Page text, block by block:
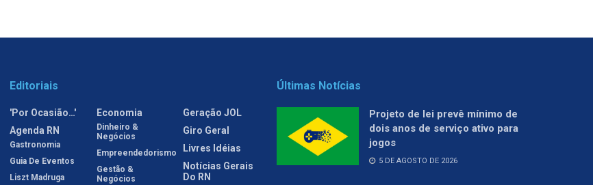
Editoriais
'Por Ocasião…'
Agenda RN
Gastronomia
Guia De Eventos
Liszt Madruga
Economia
Dinheiro &
Negócios
Empreendedorismo
Gestão &
Negócios
Geração JOL
Giro Geral
Livres Idéias
Notícias Gerais
Do RN
Últimas Notícias
Projeto de lei prevê mínimo de
dois anos de serviço ativo para
jogos
5 DE AGOSTO DE 2026